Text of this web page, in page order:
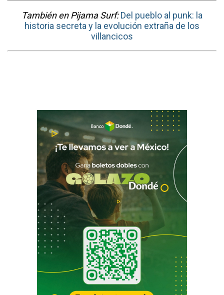
También en Pijama Surf:Del pueblo al punk: la
historia secreta y la evolución extraña de los
villancicos